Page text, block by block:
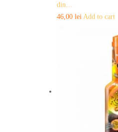
din…
46,00 lei Add to cart